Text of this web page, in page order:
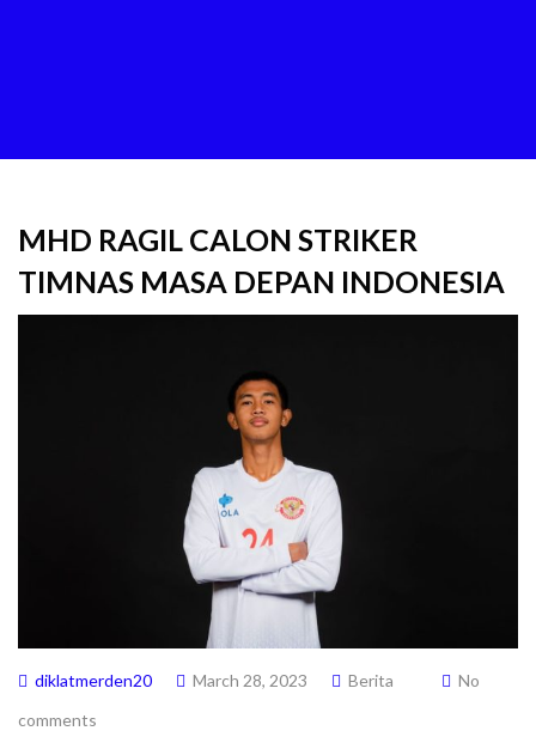
MHD RAGIL CALON STRIKER
TIMNAS MASA DEPAN INDONESIA
diklatmerden20 March 28, 2023 Berita
No
comments